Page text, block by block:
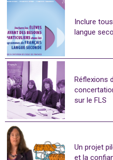
Inclure
langue
Réflexions
sur le FLS
Un projet
et la